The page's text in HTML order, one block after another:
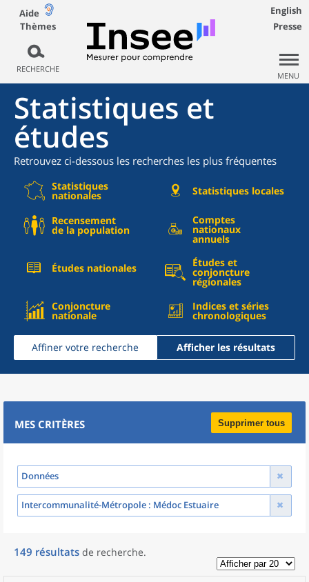
Aide
Thèmes
RECHERCHE
English
Presse
MENU
Statistiques et
études
Retrouvez ci-dessous les recherches les plus fréquentes
Statistiques
nationales Statistiques locales
Recensement
de la population
Comptes
nationaux
annuels
Études nationales Études et
conjoncture
régionales
Conjoncture
nationale
Indices et séries
chronologiques
Affiner votre recherche Afficher les résultats
MES CRITÈRES Supprimer tous
Données
Intercommunalité-Métropole : Médoc Estuaire
149 résultats de recherche.